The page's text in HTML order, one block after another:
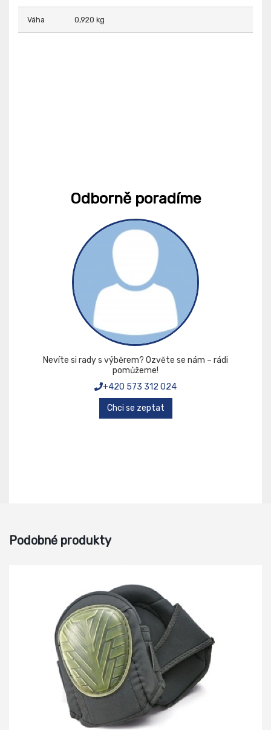
Váha 0,920 kg
Odborně poradíme
Nevíte si rady s výběrem? Ozvěte se nám – rádi
pomůžeme!
+420 573 312 024
Chci se zeptat
Podobné produkty